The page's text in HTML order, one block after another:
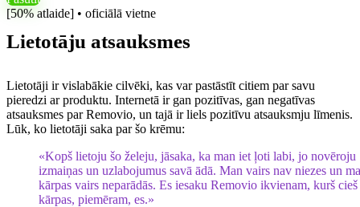
[50% atlaide] • oficiālā vietne
Lietotāju atsauksmes
Lietotāji ir vislabākie cilvēki, kas var pastāstīt citiem par savu
pieredzi ar produktu. Internetā ir gan pozitīvas, gan negatīvas
atsauksmes par Removio, un tajā ir liels pozitīvu atsauksmju līmenis.
Lūk, ko lietotāji saka par šo krēmu:
«Kopš lietoju šo želeju, jāsaka, ka man iet ļoti labi, jo novēroju
izmaiņas un uzlabojumus savā ādā. Man vairs nav niezes un
kārpas vairs neparādās. Es iesaku Removio ikvienam, kurš
kārpas, piemēram, es.»